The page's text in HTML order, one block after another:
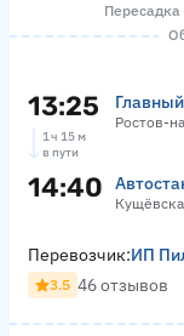
Пересадка
13:25 Ростов-
1 ч 15 м
в пути
14:40
Перевозчик:ИП
3.5 46 отзывов